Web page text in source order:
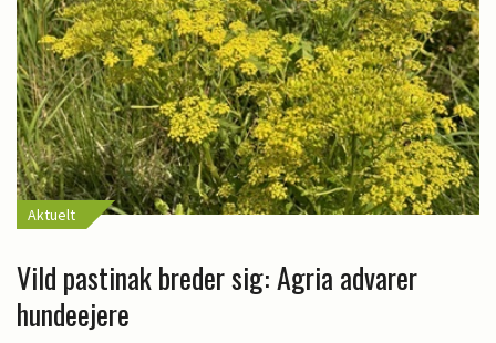
Aktuelt
Vild pastinak breder sig: Agria advarer
hundeejere